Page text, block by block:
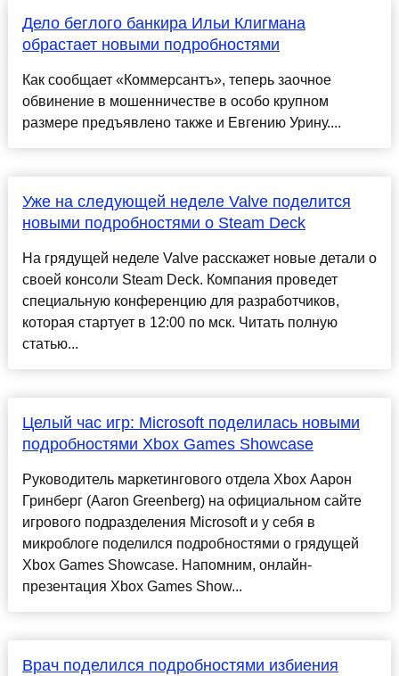
Дело беглого банкира Ильи Клигмана
обрастает новыми подробностями
Как сообщает «Коммерсантъ», теперь заочное
обвинение в мошенничестве в особо крупном
размере предъявлено также и Евгению Урину....
Уже на следующей неделе Valve поделится
новыми подробностями о Steam Deck
На грядущей неделе Valve расскажет новые детали о
своей консоли Steam Deck. Компания проведет
специальную конференцию для разработчиков,
которая стартует в 12:00 по мск. Читать полную
статью...
Целый час игр: Microsoft поделилась новыми
подробностями Xbox Games Showcase
Руководитель маркетингового отдела Xbox Аарон
Гринберг (Aaron Greenberg) на официальном сайте
игрового подразделения Microsoft и у себя в
микроблоге поделился подробностями о грядущей
Xbox Games Showcase. Напомним, онлайн-
презентация Xbox Games Show...
Врач поделился подробностями избиения